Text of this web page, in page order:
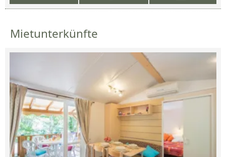
Mietunterkünfte